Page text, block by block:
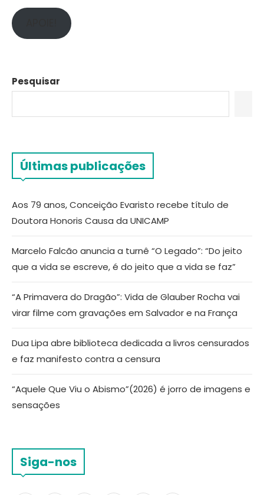
Pesquisar
Últimas publicações
Aos 79 anos, Conceição Evaristo recebe título de
Doutora Honoris Causa da UNICAMP
Marcelo Falcão anuncia a turnê “O Legado”: “Do jeito
que a vida se escreve, é do jeito que a vida se faz”
“A Primavera do Dragão”: Vida de Glauber Rocha vai
virar filme com gravações em Salvador e na França
Dua Lipa abre biblioteca dedicada a livros censurados
e faz manifesto contra a censura
“Aquele Que Viu o Abismo”(2026) é jorro de imagens e
sensações
Siga-nos